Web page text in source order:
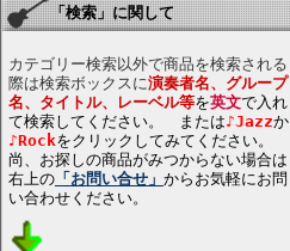
「検索」に関して
カテゴリー検索以外で商品を検索される
際は検索ボックスに演奏者名、グループ
名、タイトル、レーベル等を英文で入れ
て検索してください。 または♪Jazzか
♪Rockをクリックしてみてください。
尚、お探しの商品がみつからない場合は
右上の 「お問い合せ」 からお気軽にお問
い合わせください。